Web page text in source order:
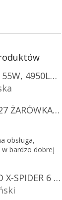
Lampa LED RIGEL 55W, 4950LM, E27, 6500K [WL-10]
gwiazdek.
SPECTRUM LED E27 ŻARÓWKA LED 9W, A60/10-PACK!
gwiazdek.
obsługa,
bardzo dobrej
LAMPA TYLNA LED X-SPIDER 6 FUNKCJI, R10, R148, R150, IP67, MOCOWANIE NA ŚRUBY [L2425]
gwiazdek.